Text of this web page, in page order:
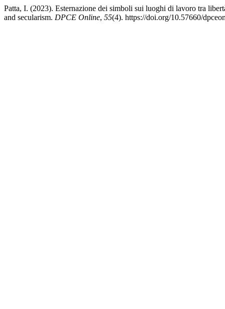
Patta, I. (2023). Esternazione dei simboli sui luoghi di lavoro tra
and secularism. DPCE Online, 55(4). https://doi.org/10.57660/